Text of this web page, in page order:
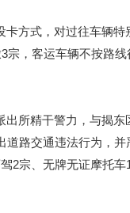
方式，对过往车辆
，客运车辆不按路
所精干警力，与揭
路交通违法行为，
2宗、无牌无证摩托